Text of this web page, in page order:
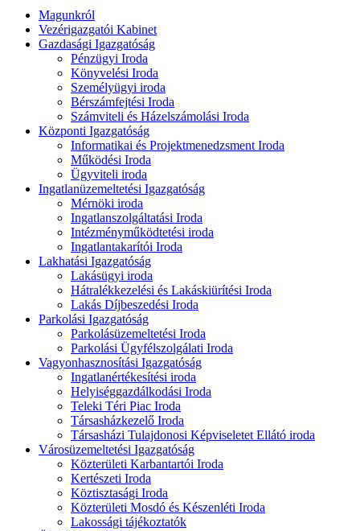
Magunkról
Vezérigazgatói Kabinet
Gazdasági Igazgatóság
Pénzügyi Iroda
Könyvelési Iroda
Személyügyi iroda
Bérszámfejtési Iroda
Számviteli és Házelszámolási Iroda
Központi Igazgatóság
Informatikai és Projektmenedzsment Iroda
Működési Iroda
Ügyviteli iroda
Ingatlanüzemeltetési Igazgatóság
Mérnöki iroda
Ingatlanszolgáltatási Iroda
Intézményműködtetési iroda
Ingatlantakarítói Iroda
Lakhatási Igazgatóság
Lakásügyi iroda
Hátralékkezelési és Lakáskiürítési Iroda
Lakás Díjbeszedési Iroda
Parkolási Igazgatóság
Parkolásüzemeltetési Iroda
Parkolási Ügyfélszolgálati Iroda
Vagyonhasznosítási Igazgatóság
Ingatlanértékesítési iroda
Helyiséggazdálkodási Iroda
Teleki Téri Piac Iroda
Társasházkezelő Iroda
Társasházi Tulajdonosi Képviseletet Ellátó iroda
Városüzemeltetési Igazgatóság
Közterületi Karbantartói Iroda
Kertészeti Iroda
Köztisztasági Iroda
Közterületi Mosdó és Készenléti Iroda
Lakossági tájékoztatók